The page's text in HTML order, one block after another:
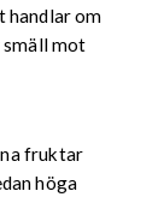
handlar om
smäll mot
fruktar
höga